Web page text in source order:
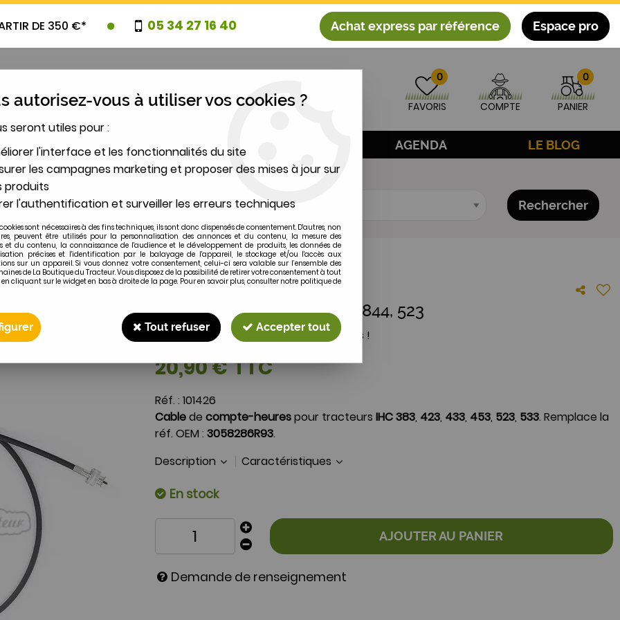
DE 350 €* 05 34 27 16 40 Achat express par référence Espace pro
0
FAVORIS COMPTE
0
PANIER
PROMOTIONS AGENDA LE BLOG
2 MODÈLE Rechercher
de compteur IH 744, 844, 523
IHC
Cable de compteur IH 744, 844, 523
Soyez le premier à donner votre avis !
20,90€TTC
Réf. : 101426
Cablede compte-heurespour tracteurs IHC 383, 423, 433, 453, 523, 533. Remplace la
réf. OEM : 3058286R93.
Description
Caractéristiques
En stock
AJOUTER AU PANIER
Demande de renseignement
autorisez-vous à utiliser vos cookies ?
seront utiles pour :
l'interface et les fonctionnalités du site
les campagnes marketing et proposer des mises à jour sur
produits
l'authentification et surveiller les erreurs techniques
sont nécessaires à des fins techniques, ils sont donc dispensés de consentement. D'autres, non
peuvent être utilisés pour la personnalisation des annonces et du contenu, la mesure des
et du contenu, la connaissance de l'audience et le développement de produits, les données de
précises et l'identification par le balayage de l'appareil, le stockage et/ou l'accès aux
sur un appareil. Si vous donnez votre consentement, celui-ci sera valable sur l’ensemble des
de La Boutique du Tracteur. Vous disposez de la possibilité de retirer votre consentement à tout
cliquant sur le widget en bas à droite de la page. Pour en savoir plus, consulter notre politique de
Tout refuser Accepter tout